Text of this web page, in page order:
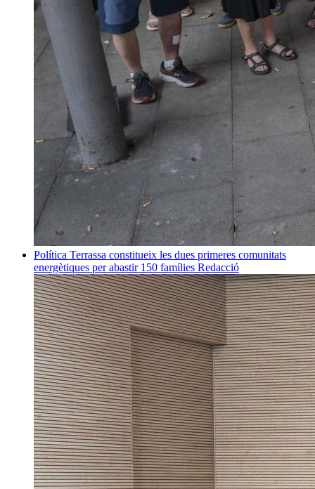
Política Terrassa constitueix les dues primeres comunitats
energètiques per abastir 150 famílies Redacció